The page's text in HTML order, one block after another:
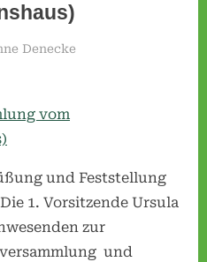
w
i
e
e
.
V
.
Denecke
(Vereinshaus)
und Feststellung
1. Vorsitzende Ursula
zur
und